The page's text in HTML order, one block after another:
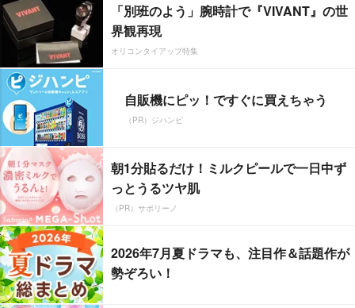
「別班のよう」腕時計で『VIVANT』の世
界観再現
オリコンタイアップ特集
自販機にピッ！ですぐに買えちゃう
（PR）ジハンピ
朝1分貼るだけ！ミルクピールで一日中ず
っとうるツヤ肌
（PR）サボリーノ
2026年7月夏ドラマも、注目作＆話題作が
勢ぞろい！